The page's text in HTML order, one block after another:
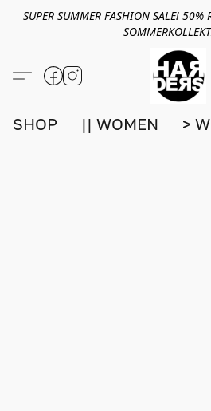
SUPER SUMMER FASHION SALE! 50%
SHOP || WOMEN >